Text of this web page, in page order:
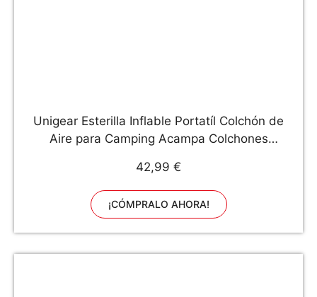
Unigear Esterilla Inflable Portatíl Colchón de
Aire para Camping Acampa Colchones
Colchoneta de Dormir al Aire Libre Viaje Playa
42,99 €
¡CÓMPRALO AHORA!